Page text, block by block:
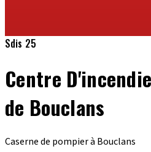
Sdis 25
Centre
de Bouclans
Caserne de pompier à Bouclans